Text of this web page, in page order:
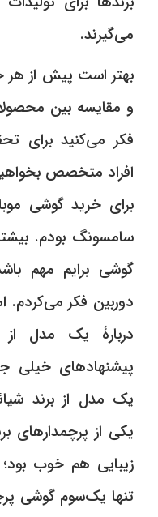
می‌گیرند.
بهتر است پیش از هر
و مقایسه بین
فکر می‌کنید برای
افراد متخصص
برای خرید گوشی
سامسونگ بودم.
گوشی برایم مهم
دوربین فکر می‌کردم.
دربارۀ یک مدل از
پیشنهادهای خیلی
یک مدل از برند
یکی از پرچمدارهای
زیبایی هم خوب
تنها یک‌سوم گوشی